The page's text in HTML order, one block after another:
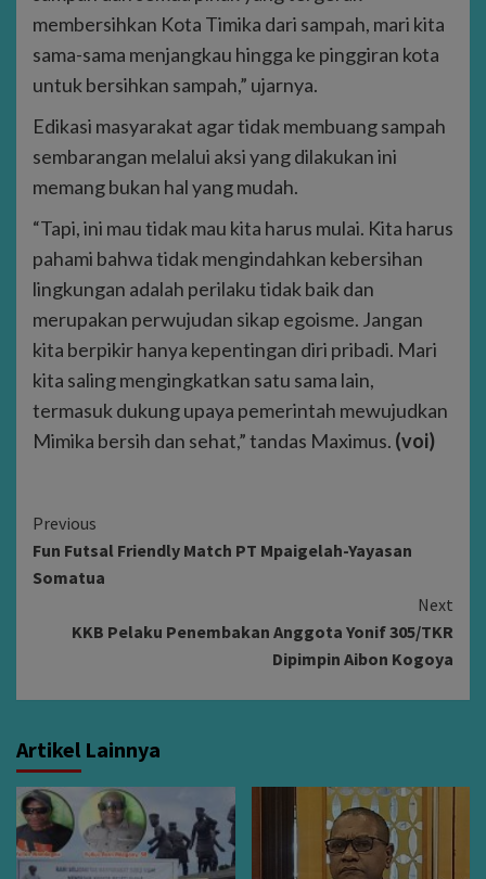
membersihkan Kota Timika dari sampah, mari kita
sama-sama menjangkau hingga ke pinggiran kota
untuk bersihkan sampah,” ujarnya.
Edikasi masyarakat agar tidak membuang sampah
sembarangan melalui aksi yang dilakukan ini
memang bukan hal yang mudah.
“Tapi, ini mau tidak mau kita harus mulai. Kita harus
pahami bahwa tidak mengindahkan kebersihan
lingkungan adalah perilaku tidak baik dan
merupakan perwujudan sikap egoisme. Jangan
kita berpikir hanya kepentingan diri pribadi. Mari
kita saling mengingkatkan satu sama lain,
termasuk dukung upaya pemerintah mewujudkan
Mimika bersih dan sehat,” tandas Maximus. (voi)
Continue
Reading
Previous
Fun Futsal Friendly Match PT Mpaigelah-Yayasan
Somatua
Next
KKB Pelaku Penembakan Anggota Yonif 305/TKR
Dipimpin Aibon Kogoya
Artikel Lainnya